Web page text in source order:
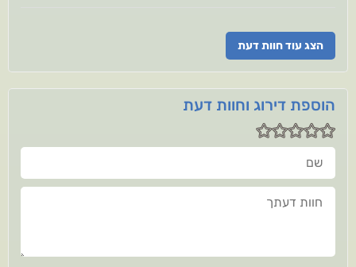
הצג עוד חוות דעת
הוספת דירוג וחוות דעת
שם
חוות דעתך